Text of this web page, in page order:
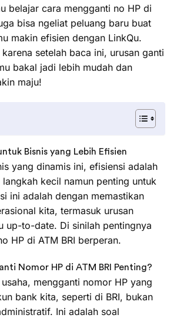
belajar cara mengganti no HP di
bisa ngeliat peluang baru buat
makin efisien dengan LinkQu.
setelah baca ini, urusan ganti
bakal jadi lebih mudah dan
maju!
Bisnis yang Lebih Efisien
yang dinamis ini, efisiensi adalah
langkah kecil namun penting untuk
ini adalah dengan memastikan
kita, termasuk urusan
up-to-date. Di sinilah pentingnya
HP di ATM BRI berperan.
Nomor HP di ATM BRI Penting?
mengganti nomor HP yang
bank kita, seperti di BRI, bukan
Ini adalah soal